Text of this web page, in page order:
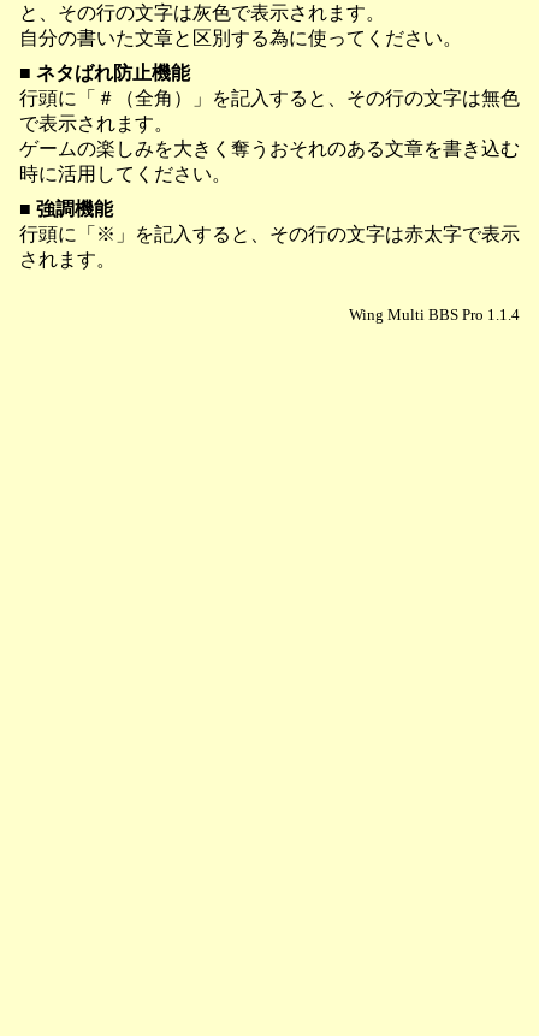
と、その行の文字は灰色で表示されます。
自分の書いた文章と区別する為に使ってください。
■ ネタばれ防止機能
行頭に「＃（全角）」を記入すると、その行の文字は無色
で表示されます。
ゲームの楽しみを大きく奪うおそれのある文章を書き込む
時に活用してください。
■ 強調機能
行頭に「※」を記入すると、その行の文字は赤太字で表示
されます。
Wing Multi BBS Pro 1.1.4